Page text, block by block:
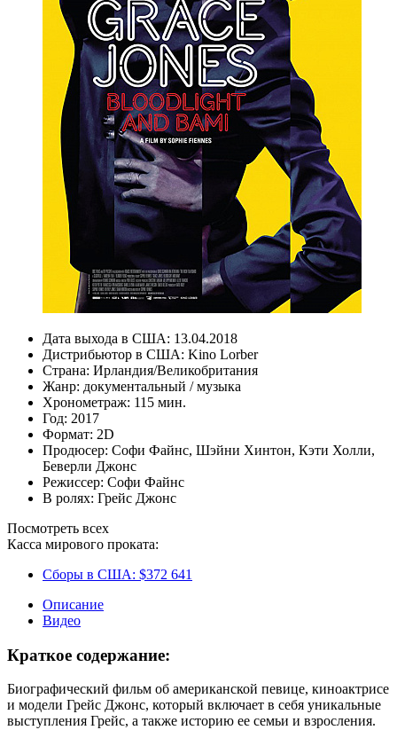
Дата выхода в США: 13.04.2018
Дистрибьютор в США: Kino Lorber
Страна: Ирландия/Великобритания
Жанр: документальный /музыка
Хронометраж: 115 мин.
Год: 2017
Формат: 2D
Продюсер: Софи Файнс, Шэйни Хинтон, Кэти Холли,
Беверли Джонс
Режиссер: Софи Файнс
В ролях: Грейс Джонс
Посмотреть всех
Касса мирового проката:
Сборы в США: $372 641
Описание
Видео
Краткое содержание:
Биографический фильм об американской певице, киноактрисе
и модели Грейс Джонс, который включает в себя уникальные
выступления Грейс, а также историю ее семьи и взросления.